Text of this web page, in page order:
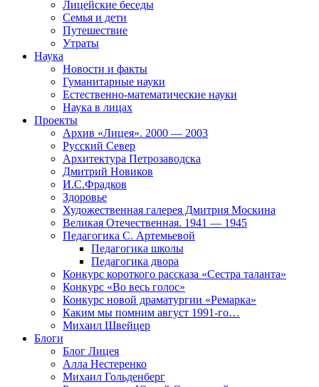
Лицейские беседы
Семья и дети
Путешествие
Утраты
Наука
Новости и факты
Гуманитарные науки
Естественно-математические науки
Наука в лицах
Проекты
Архив «Лицея». 2000 — 2003
Русский Север
Архитектура Петрозаводска
Дмитрий Новиков
И.С.Фрадков
Здоровье
Художественная галерея Дмитрия Москина
Великая Отечественная. 1941 — 1945
Педагогика С. Артемьевой
Педагогика школы
Педагогика двора
Конкурс короткого рассказа «Сестра таланта»
Конкурс «Во весь голос»
Конкурс новой драматургии «Ремарка»
Каким мы помним август 1991-го…
Михаил Швейцер
Блоги
Блог Лицея
Алла Нестеренко
Михаил Гольденберг